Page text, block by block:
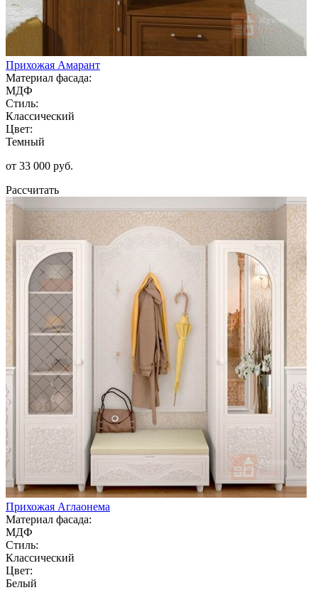
Прихожая Амарант
Материал фасада:
МДФ
Стиль:
Классический
Цвет:
Темный
от 33 000 руб.
Рассчитать
Прихожая Аглаонема
Материал фасада:
МДФ
Стиль:
Классический
Цвет:
Белый